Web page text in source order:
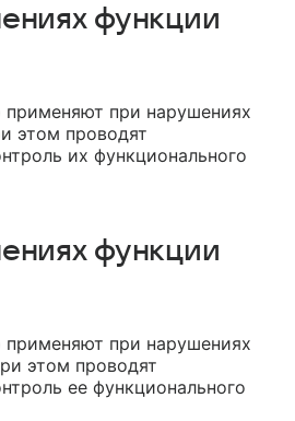
функции
при нарушениях
этом проводят
их функционального
функции
при нарушениях
этом проводят
ее функционального